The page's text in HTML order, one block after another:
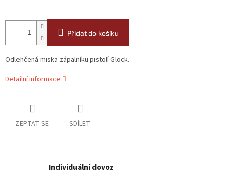
Přidat do košíku
Odlehčená miska zápalníku pistolí Glock.
Detailní informace
ZEPTAT SE SDÍLET
Individuální dovoz